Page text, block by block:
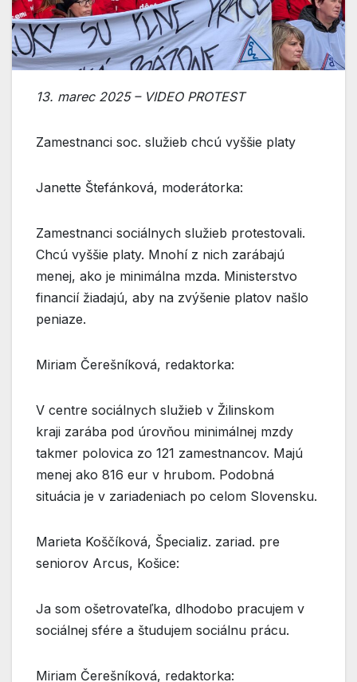
13. marec 2025 – VIDEO PROTEST
Zamestnanci soc. služieb chcú vyššie platy
Janette Štefánková, moderátorka:
Zamestnanci sociálnych služieb protestovali.
Chcú vyššie platy. Mnohí z nich zarábajú
menej, ako je minimálna mzda. Ministerstvo
financií žiadajú, aby na zvýšenie platov našlo
peniaze.
Miriam Čerešníková, redaktorka:
V centre sociálnych služieb v Žilinskom
kraji zarába pod úrovňou minimálnej mzdy
takmer polovica zo 121 zamestnancov. Majú
menej ako 816 eur v hrubom. Podobná
situácia je v zariadeniach po celom Slovensku.
Marieta Koščíková, Špecializ. zariad. pre
seniorov Arcus, Košice:
Ja som ošetrovateľka, dlhodobo pracujem v
sociálnej sfére a študujem sociálnu prácu.
Miriam Čerešníková, redaktorka: